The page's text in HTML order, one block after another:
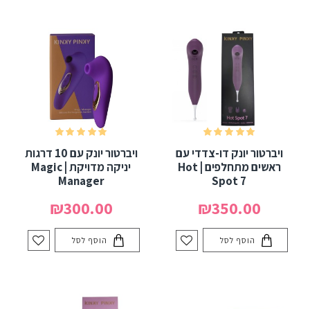
ויברטור יונק דו-צדדי עם
ראשים מתחלפים | Hot
Spot 7
₪350.00
הוסף לסל
ויברטור יונק עם 10 דרגות
יניקה מדויקת | Magic
Manager
₪300.00
הוסף לסל